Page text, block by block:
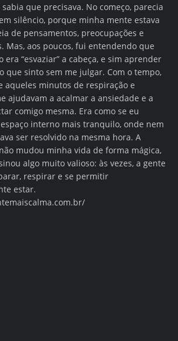
que precisava. No começo, parecia
silêncio, porque minha mente estava
de pensamentos, preocupações e
Mas, aos poucos, fui entendendo que
era “esvaziar” a cabeça, e sim aprender
que sinto sem me julgar. Com o tempo,
aqueles minutos de respiração e
ajudavam a acalmar a ansiedade e a
comigo mesma. Era como se eu
interno mais tranquilo, onde nem
ser resolvido na mesma hora. A
mudou minha vida de forma mágica,
algo muito valioso: às vezes, a gente
respirar e se permitir
estar.